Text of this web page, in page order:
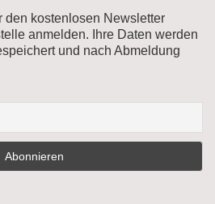
den kostenlosen Newsletter
anmelden. Ihre Daten werden
und nach Abmeldung